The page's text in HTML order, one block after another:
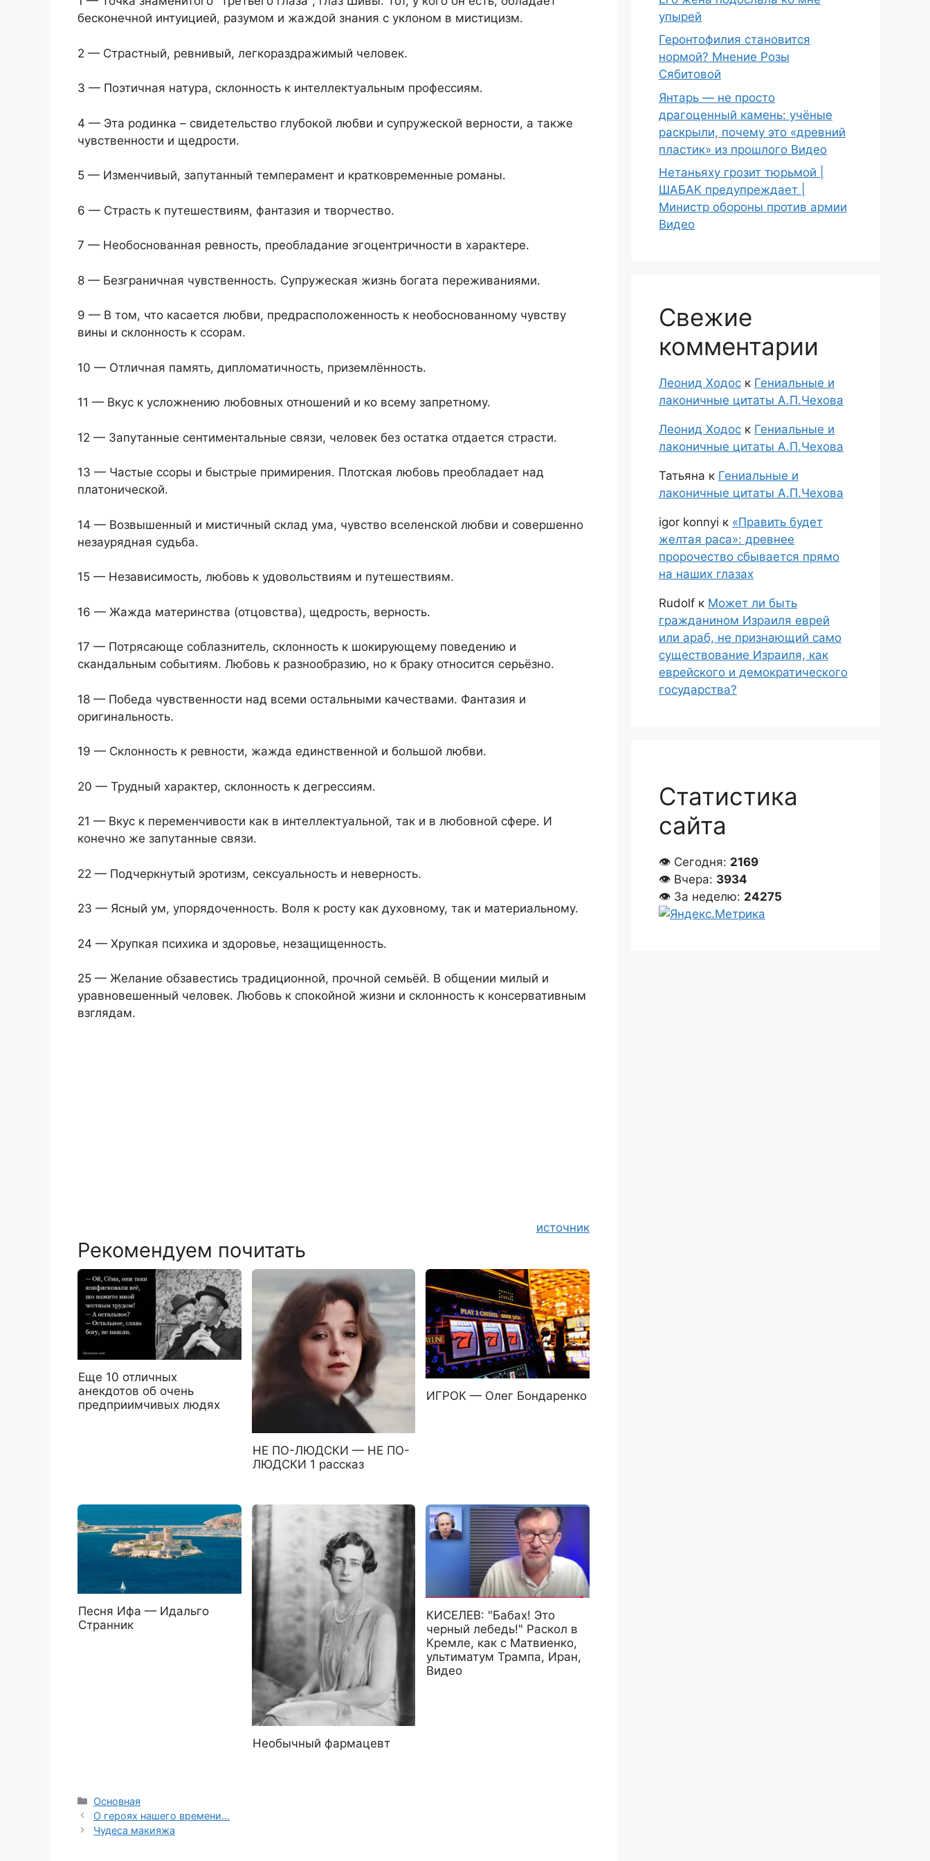
бесконечной интуицией, разумом и жаждой знания с уклоном в мистицизм.
2 — Страстный, ревнивый, легкораздражимый человек.
3 — Поэтичная натура, склонность к интеллектуальным профессиям.
4 — Эта родинка – свидетельство глубокой любви и супружеской верности, а также
чувственности и щедрости.
5 — Изменчивый, запутанный темперамент и кратковременные романы.
6 — Страсть к путешествиям, фантазия и творчество.
7 — Необоснованная ревность, преобладание эгоцентричности в характере.
8 — Безграничная чувственность. Супружеская жизнь богата переживаниями.
9 — В том, что касается любви, предрасположенность к необоснованному чувству
вины и склонность к ссорам.
10 — Отличная память, дипломатичность, приземлённость.
11 — Вкус к усложнению любовных отношений и ко всему запретному.
12 — Запутанные сентиментальные связи, человек без остатка отдается страсти.
13 — Частые ссоры и быстрые примирения. Плотская любовь преобладает над
платонической.
14 — Возвышенный и мистичный склад ума, чувство вселенской любви и совершенно
незаурядная судьба.
15 — Независимость, любовь к удовольствиям и путешествиям.
16 — Жажда материнства (отцовства), щедрость, верность.
17 — Потрясающе соблазнитель, склонность к шокирующему поведению и
скандальным событиям. Любовь к разнообразию, но к браку относится серьёзно.
18 — Победа чувственности над всеми остальными качествами. Фантазия и
оригинальность.
19 — Склонность к ревности, жажда единственной и большой любви.
20 — Трудный характер, склонность к дегрессиям.
21 — Вкус к переменчивости как в интеллектуальной, так и в любовной сфере. И
конечно же запутанные связи.
22 — Подчеркнутый эротизм, сексуальность и неверность.
23 — Ясный ум, упорядоченность. Воля к росту как духовному, так и материальному.
24 — Хрупкая психика и здоровье, незащищенность.
25 — Желание обзавестись традиционной, прочной семьёй. В общении милый и
уравновешенный человек. Любовь к спокойной жизни и склонность к консервативным
взглядам.
источник
Рекомендуем почитать
Еще 10 отличных
анекдотов об очень
предприимчивых людях
НЕ ПО-ЛЮДСКИ — НЕ ПО-
ЛЮДСКИ 1 рассказ
ИГРОК — Олег Бондаренко
Песня Ифа — Идальго
Странник
Необычный фармацевт
КИСЕЛЕВ: "Бабах! Это
черный лебедь!" Раскол в
Кремле, как с Матвиенко,
ультиматум Трампа, Иран,
Видео
Рубрики
Основная
О героях нашего времени…
Чудеса макияжа
упырей
Геронтофилия становится
нормой? Мнение Розы
Сябитовой
Янтарь — не просто
драгоценный камень: учёные
раскрыли, почему это «древний
пластик» из прошлого Видео
Нетаньяху грозит тюрьмой |
ШАБАК предупреждает |
Министр обороны против армии
Видео
Свежие
комментарии
Леонид Ходос к Гениальные и
лаконичные цитаты А.П.Чехова
Леонид Ходос к Гениальные и
лаконичные цитаты А.П.Чехова
Татьяна к Гениальные и
лаконичные цитаты А.П.Чехова
igor konnyi к «Править будет
желтая раса»: древнее
пророчество сбывается прямо
на наших глазах
Rudolf к Может ли быть
гражданином Израиля еврей
или араб, не признающий само
существование Израиля, как
еврейского и демократического
государства?
Статистика
сайта
👁 Сегодня: 2169
👁 Вчера: 3934
👁 За неделю: 24275